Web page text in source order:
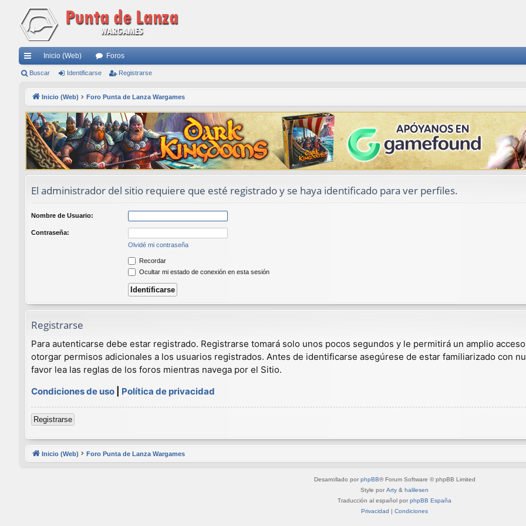
nl
rá
pi
do
Inicio (Web) Foros
Buscar Identificarse Registrarse
Inicio (Web) Foro Punta de Lanza Wargames
El administrador del sitio requiere que esté registrado y se haya identificado para ver perfiles.
Nombre de Usuario:
Contraseña:
Olvidé mi contraseña
Recordar
Ocultar mi estado de conexión en esta sesión
Registrarse
Para autenticarse debe estar registrado. Registrarse tomará solo unos pocos segundos y le permitirá un amplio
otorgar permisos adicionales a los usuarios registrados. Antes de identificarse asegúrese de estar familiarizado con
favor lea las reglas de los foros mientras navega por el Sitio.
Condiciones de uso
Política de privacidad
Registrarse
Inicio (Web) Foro Punta de Lanza Wargames
Desarrollado por phpBB® Forum Software © phpBB Limited
Style por Arty & halilesen
Traducción al español por phpBB España
Privacidad | Condiciones